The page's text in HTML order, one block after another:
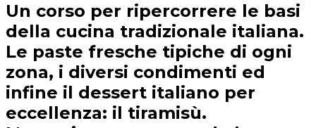
Un corso per ripercorrere le basi
della cucina tradizionale italiana.
Le paste fresche tipiche di ogni
zona, i diversi condimenti ed
infine il dessert italiano per
eccellenza: il tiramisù.